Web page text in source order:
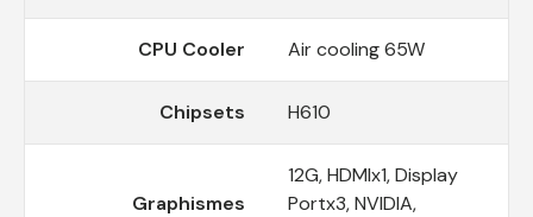
CPU Cooler Air cooling 65W
Chipsets H610
Graphismes
12G, HDMIx1, Display
Portx3, NVIDIA,